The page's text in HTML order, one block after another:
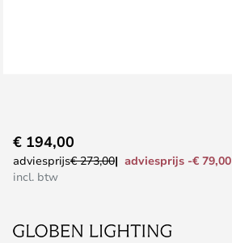
naar
het
de
€ 194,00
adviesprijs€ 273,00
adviesprijs -€ 79,00
incl. btw